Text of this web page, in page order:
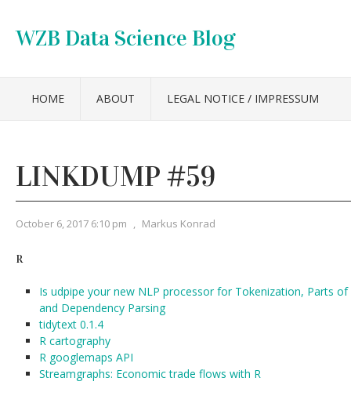
WZB Data Science Blog
HOME ABOUT LEGAL NOTICE / IMPRESSUM
LINKDUMP #59
October 6, 2017 6:10 pm , Markus Konrad
R
Is udpipe your new NLP processor for Tokenization, Parts
and Dependency Parsing
tidytext 0.1.4
R cartography
R googlemaps API
Streamgraphs: Economic trade flows with R